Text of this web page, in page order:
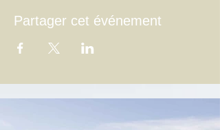
Partager cet événement